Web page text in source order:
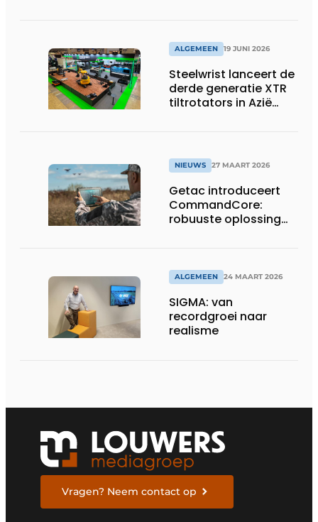
ALGEMEEN 19 JUNI 2026
Steelwrist lanceert de
derde generatie XTR
tiltrotators in Azië
NIEUWS 27 MAART 2026
Getac introduceert
CommandCore:
robuuste oplossing
ALGEMEEN 24 MAART 2026
SIGMA: van
recordgroei naar
realisme
Vragen? Neem contact op